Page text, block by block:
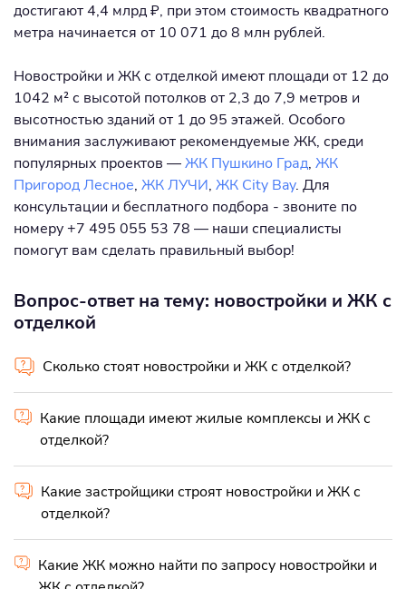
достигают 4,4 млрд ₽, при этом стоимость квадратного
метра начинается от 10 071 до 8 млн рублей.
Новостройки и ЖК с отделкой имеют площади от 12 до
1042 м² с высотой потолков от 2,3 до 7,9 метров и
высотностью зданий от 1 до 95 этажей. Особого
внимания заслуживают рекомендуемые ЖК, среди
популярных проектов —ЖК Пушкино Град, ЖК
Пригород Лесное, ЖК ЛУЧИ, ЖК City Bay. Для
консультации и бесплатного подбора - звоните по
номеру +7 495 055 53 78 — наши специалисты
помогут вам сделать правильный выбор!
Вопрос-ответ на тему: новостройки и ЖК с
отделкой
Сколько стоят новостройки и ЖК с отделкой?
Какие площади имеют жилые комплексы и ЖК с
отделкой?
Какие застройщики строят новостройки и ЖК с
отделкой?
Какие ЖК можно найти по запросу новостройки и